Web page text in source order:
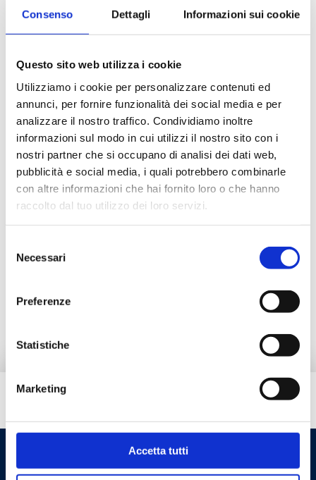
Consenso Dettagli Informazioni sui cookie
Questo sito web utilizza i cookie
Utilizziamo i cookie per personalizzare contenuti ed
annunci, per fornire funzionalità dei social media e per
analizzare il nostro traffico. Condividiamo inoltre
informazioni sul modo in cui utilizzi il nostro sito con i
nostri partner che si occupano di analisi dei dati web,
pubblicità e social media, i quali potrebbero combinarle
con altre informazioni che hai fornito loro o che hanno
raccolto dal tuo utilizzo dei loro servizi.
delNecessari
Preferenze
Statistiche
Marketing
Accetta tutti
Codice articolo
Descrizione
Documentazione
Accessori
Prodotti alternativi